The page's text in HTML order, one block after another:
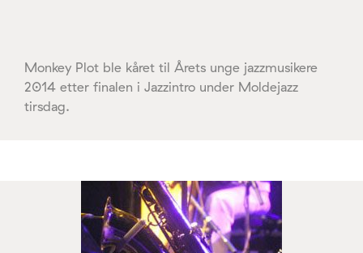
Monkey Plot ble kåret til Årets unge jazzmusikere
2014 etter finalen i Jazzintro under Moldejazz
tirsdag.